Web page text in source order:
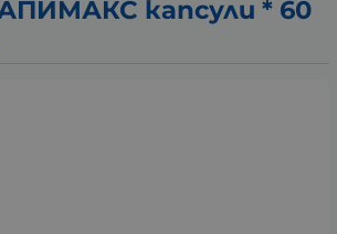
капсули * 60